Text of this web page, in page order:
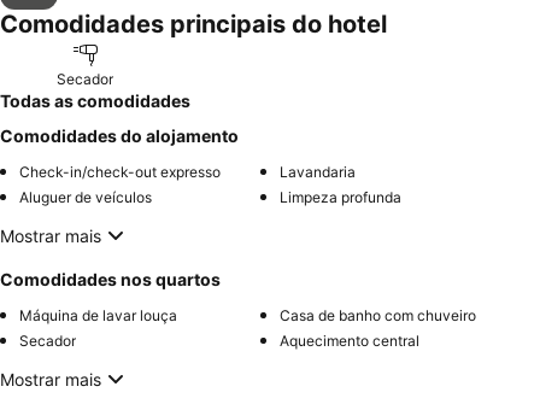
Comodidades principais do hotel
Secador
Todas as comodidades
Comodidades do alojamento
Check-in/check-out expresso
Lavandaria
Aluguer de veículos
Limpeza profunda
Mostrar mais
Comodidades nos quartos
Máquina de lavar louça
Casa de banho com chuveiro
Secador
Aquecimento central
Mostrar mais